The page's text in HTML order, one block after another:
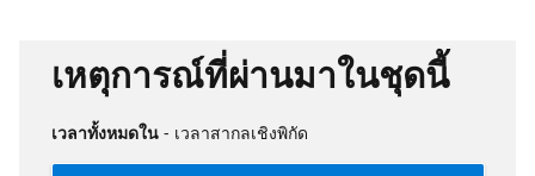
เหตุการณ์ที่ผ่านมาในชุดนี้
เวลาทั้งหมดใน - เวลาสากลเชิงพิกัด